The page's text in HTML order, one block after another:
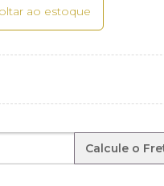
ao estoque
Calcule o